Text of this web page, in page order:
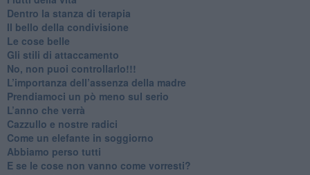
​Dentro la stanza di terapia
​Il bello della condivisione
Le cose belle
​Gli stili di attaccamento
No, non puoi controllarlo!!!
​L’importanza dell’assenza della madre
​Prendiamoci un pò meno sul serio
​L’anno che verrà
​Cazzullo e nostre radici
​Come un elefante in soggiorno
​Abbiamo perso tutti
E se le cose non vanno come vorresti?